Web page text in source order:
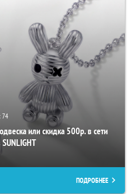
74
или скидка 500р. в сети
ПОДРОБНЕЕ